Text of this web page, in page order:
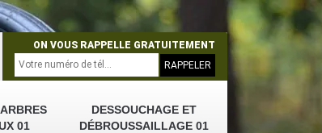
01
DESSOUCHAGE ET
DÉBROUSSAILLAGE 01
ON VOUS RAPPELLE GRATUITEMENT